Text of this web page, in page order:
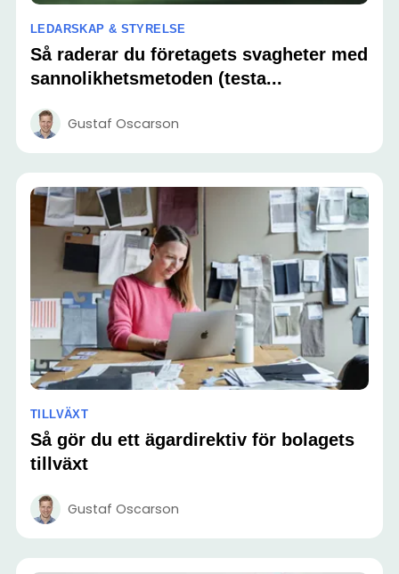
LEDARSKAP & STYRELSE
Så raderar du företagets svagheter med
sannolikhetsmetoden (testa...
Gustaf Oscarson
TILLVÄXT
Så gör du ett ägardirektiv för bolagets
tillväxt
Gustaf Oscarson